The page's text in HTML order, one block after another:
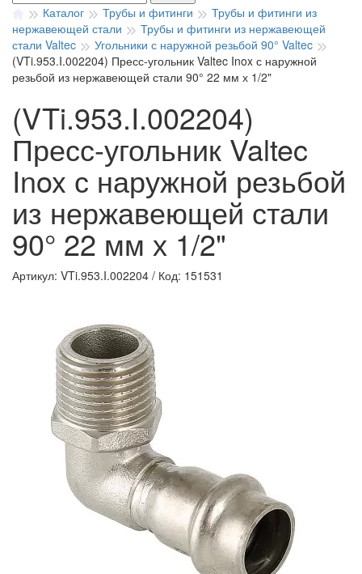
Каталог
Трубы и фитинги
Трубы и фитинги из
нержавеющей стали
Трубы и фитинги из нержавеющей
стали Valtec
Угольники с наружной резьбой 90° Valtec
(VTi.953.I.002204) Пресс-угольник Valtec Inox с наружной
резьбой из нержавеющей стали 90° 22 мм х 1/2"
(VTi.953.I.002204)
Пресс-угольник Valtec
Inox с наружной резьбой
из нержавеющей стали
90° 22 мм х 1/2"
Артикул: VTi.953.I.002204 / Код: 151531